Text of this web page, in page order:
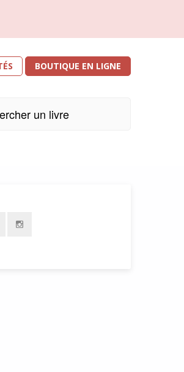
BOUTIQUE EN LIGNE